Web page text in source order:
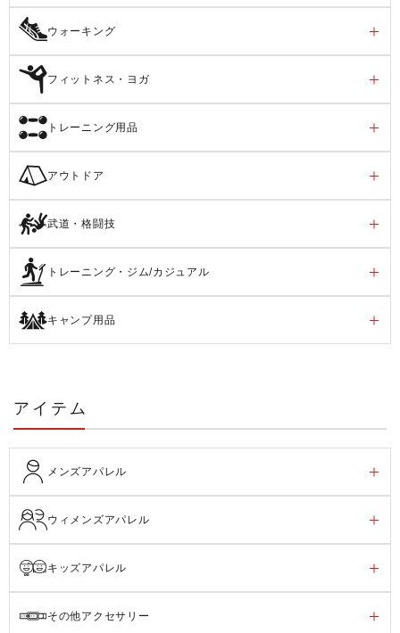
ウォーキング
フィットネス・ヨガ
トレーニング用品
アウトドア
武道・格闘技
トレーニング・ジム/カジュアル
キャンプ用品
アイテム
メンズアパレル
ウィメンズアパレル
キッズアパレル
その他アクセサリー